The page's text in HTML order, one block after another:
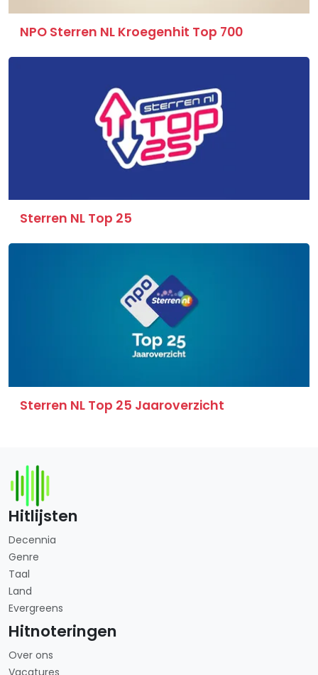
NPO Sterren NL Kroegenhit Top 700
Sterren NL Top 25
Sterren NL Top 25 Jaaroverzicht
Hitlijsten
Decennia
Genre
Taal
Land
Evergreens
Hitnoteringen
Over ons